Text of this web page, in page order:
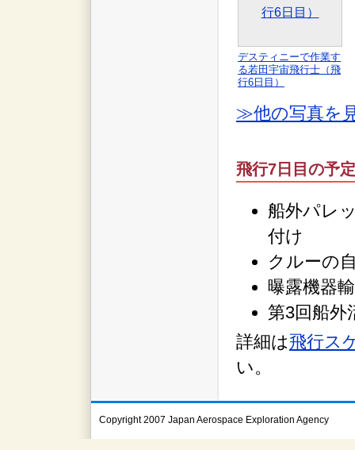
デスティニーで作業す
る若田宇宙飛行士（飛
行6日目）
≫他の写真を
飛行7日目の予定
船外パレ
付け
クルーの
曝露機器
第3回船外
詳細は飛行ス
い。
Copyright 2007 Japan Aerospace Exploration Agency